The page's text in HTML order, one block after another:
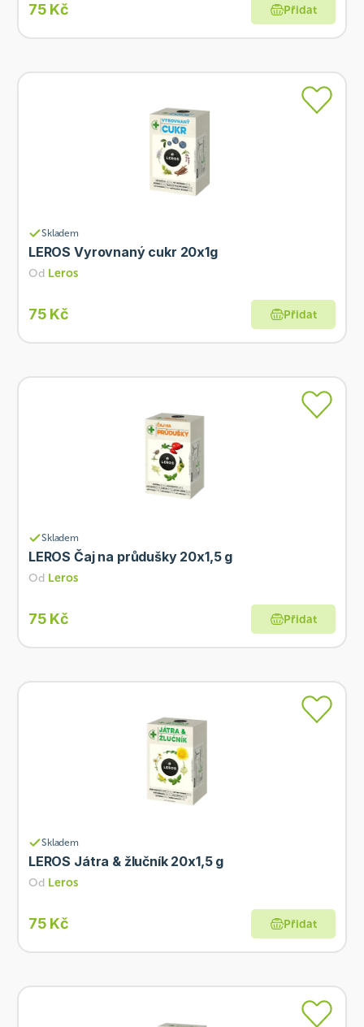
75 Kč Přidat
Skladem
LEROS Vyrovnaný cukr 20x1g
Od Leros
75 Kč Přidat
Skladem
LEROS Čaj na průdušky 20x1,5 g
Od Leros
75 Kč Přidat
Skladem
LEROS Játra & žlučník 20x1,5 g
Od Leros
75 Kč Přidat